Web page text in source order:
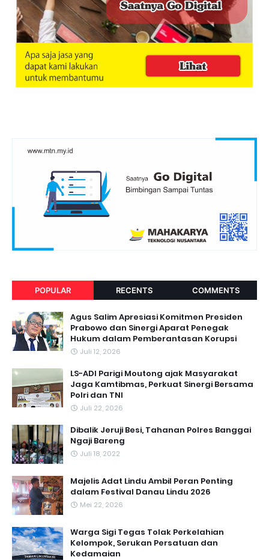
POPULAR RECENTS COMMENTS
Agus Salim Apresiasi Komitmen Presiden
Prabowo dan Sinergi Aparat Penegak
Hukum dalam Pemberantasan Korupsi
Juli 12, 2026
LS-ADI Parigi Moutong ajak Masyarakat
Jaga Kamtibmas, Perkuat Sinergi Bersama
Polri dan TNI
Juli 22, 2026
Dibalik Jeruji Besi, Tahanan Polres Banggai
Ngaji Bareng
Juli 18, 2022
Majelis Adat Lindu Ambil Peran Penting
dalam Festival Danau Lindu 2026
Mei 22, 2026
Warga Sigi Tegas Tolak Perkelahian
Kelompok, Serukan Persatuan dan
Kedamaian